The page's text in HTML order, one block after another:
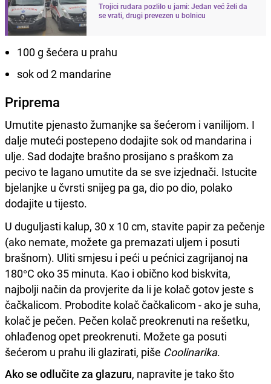
Trojici rudara pozlilo u jami: Jedan već želi da
se vrati, drugi prevezen u bolnicu
100 g šećera u prahu
sok od 2 mandarine
Priprema
Umutite pjenasto žumanjke sa šećerom i vanilijom. I
dalje muteći postepeno dodajite sok od mandarina i
ulje. Sad dodajte brašno prosijano s praškom za
pecivo te lagano umutite da se sve izjednači. Istucite
bjelanjke u čvrsti snijeg pa ga, dio po dio, polako
dodajite u tijesto.
U duguljasti kalup, 30 x 10 cm, stavite papir za pečenje
(ako nemate, možete ga premazati uljem i posuti
brašnom). Uliti smjesu i peći u pećnici zagrijanoj na
180°C oko 35 minuta. Kao i obično kod biskvita,
najbolji način da provjerite da li je kolač gotov jeste s
čačkalicom. Probodite kolač čačkalicom - ako je suha,
kolač je pečen. Pečen kolač preokrenuti na rešetku,
ohlađenog opet preokrenuti. Možete ga posuti
šećerom u prahu ili glazirati, piše Coolinarika.
Ako se odlučite za glazuru, napravite je tako što